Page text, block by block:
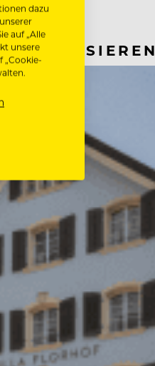
dazu
auf „Alle
unsere
„Cookie-